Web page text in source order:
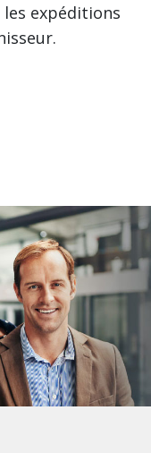
expéditions